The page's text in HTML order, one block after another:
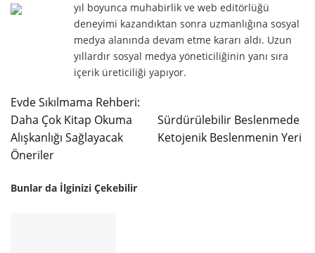
yıl boyunca muhabirlik ve web editörlüğü
deneyimi kazandıktan sonra uzmanlığına sosyal
medya alanında devam etme kararı aldı. Uzun
yıllardır sosyal medya yöneticiliğinin yanı sıra
içerik üreticiliği yapıyor.
Evde Sıkılmama Rehberi:
Daha Çok Kitap Okuma
Alışkanlığı Sağlayacak
Öneriler
Sürdürülebilir Beslenmede
Ketojenik Beslenmenin Yeri
Bunlar da İlginizi Çekebilir